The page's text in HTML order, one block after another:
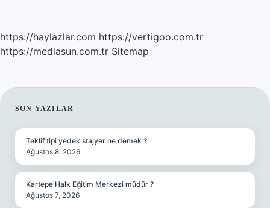
https://haylazlar.com https://vertigoo.com.tr
https://mediasun.com.tr Sitemap
SIDEBAR
SON YAZILAR
Teklif tipi yedek stajyer ne demek ?
Ağustos 8, 2026
Kartepe Halk Eğitim Merkezi müdür ?
Ağustos 7, 2026